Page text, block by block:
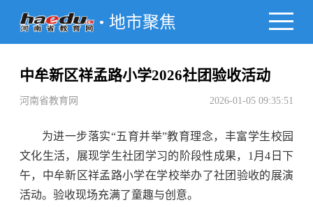
地市聚焦
中牟新区祥孟路小学2026社团验收活动
河南省教育网 2026-01-05 09:35:51
为进一步落实“五育并举”教育理念，丰富学生校园
文化生活，展现学生社团学习的阶段性成果，1月4日下
午，中牟新区祥孟路小学在学校举办了社团验收的展演
活动。验收现场充满了童趣与创意。